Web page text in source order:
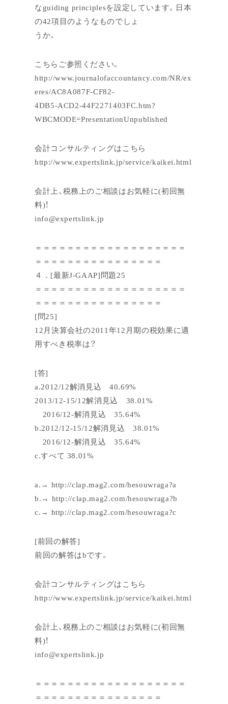
なguiding principlesを設定しています。日本
の42項目のようなものでしょ
うか。
こちらご参照ください。
http://www.journalofaccountancy.com/NR/ex
eres/AC8A087F-CF82-
4DB5-ACD2-44F2271403FC.htm?
WBCMODE=PresentationUnpublished
会計コンサルティングはこちら
http://www.expertslink.jp/service/kaikei.html
会計上、税務上のご相談はお気軽に(初回無
料)！
info@expertslink.jp
＝＝＝＝＝＝＝＝＝＝＝＝＝＝＝＝＝＝＝
＝＝＝＝＝＝＝＝＝＝＝＝＝＝＝＝
４．[最新J-GAAP]問題25
＝＝＝＝＝＝＝＝＝＝＝＝＝＝＝＝＝＝＝
＝＝＝＝＝＝＝＝＝＝＝＝＝＝＝＝
[問25]
12月決算会社の2011年12月期の税効果に適
用すべき税率は？
[答]
a.2012/12解消見込 40.69%
2013/12-15/12解消見込 38.01%
2016/12-解消見込 35.64%
b.2012/12-15/12解消見込 38.01%
2016/12-解消見込 35.64%
c.すべて 38.01%
a.→ http://clap.mag2.com/hesouwraga?a
b.→ http://clap.mag2.com/hesouwraga?b
c.→ http://clap.mag2.com/hesouwraga?c
[前回の解答]
前回の解答はbです。
会計コンサルティングはこちら
http://www.expertslink.jp/service/kaikei.html
会計上、税務上のご相談はお気軽に(初回無
料)！
info@expertslink.jp
＝＝＝＝＝＝＝＝＝＝＝＝＝＝＝＝＝＝＝
＝＝＝＝＝＝＝＝＝＝＝＝＝＝＝＝